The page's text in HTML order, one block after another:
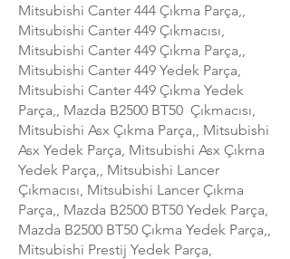
Mitsubishi Canter 444 Çıkma Parça,,
Mitsubishi Canter 449 Çıkmacısı,
Mitsubishi Canter 449 Çıkma Parça,,
Mitsubishi Canter 449 Yedek Parça,
Mitsubishi Canter 449 Çıkma Yedek
Parça,, Mazda B2500 BT50 Çıkmacısı,
Mitsubishi Asx Çıkma Parça,, Mitsubishi
Asx Yedek Parça, Mitsubishi Asx Çıkma
Yedek Parça,, Mitsubishi Lancer
Çıkmacısı, Mitsubishi Lancer Çıkma
Parça,, Mazda B2500 BT50 Yedek Parça,
Mazda B2500 BT50 Çıkma Yedek Parça,,
Mitsubishi Prestij Yedek Parça,